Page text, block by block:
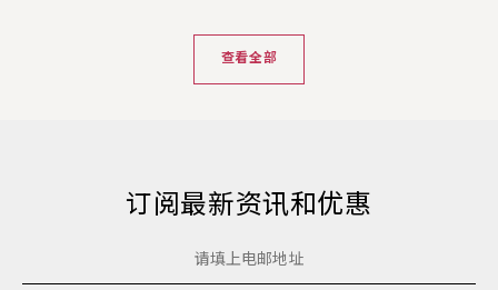
查看全部
订阅最新资讯和优惠